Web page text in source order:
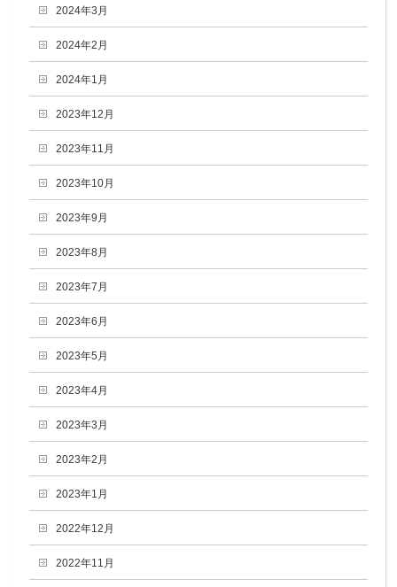
2024年3月
2024年2月
2024年1月
2023年12月
2023年11月
2023年10月
2023年9月
2023年8月
2023年7月
2023年6月
2023年5月
2023年4月
2023年3月
2023年2月
2023年1月
2022年12月
2022年11月